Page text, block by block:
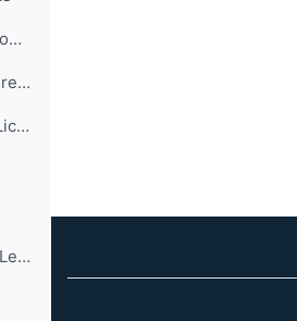
Les Licences Creative Commons constituent un ensem...
Découvrir les licences Creative Commons en vidéo (...
Synthèse de toutes les Licences Creative Commons (...
La détection d’un plagiatLes enseignant...